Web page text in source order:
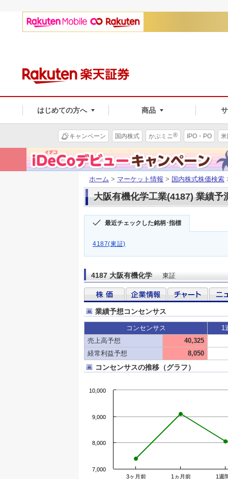
はじめての方へ 商品
キャンペーン 国内株式 かぶミニ® IPO・PO
ホーム > マーケット情報 > 国内株式株価検索
大阪有機化学工業(4187) 業績予
最近チェックした銘柄･指標
4187(東証)
4187 大阪有機化学 東証